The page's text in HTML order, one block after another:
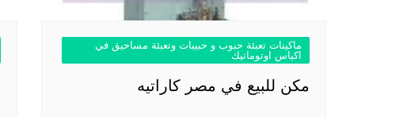
ماكينات تعبئة حبوب و حبيبات وتعبئة مساحيق في
اكياس اوتوماتيك
مكن للبيع في مصر كاراتيه